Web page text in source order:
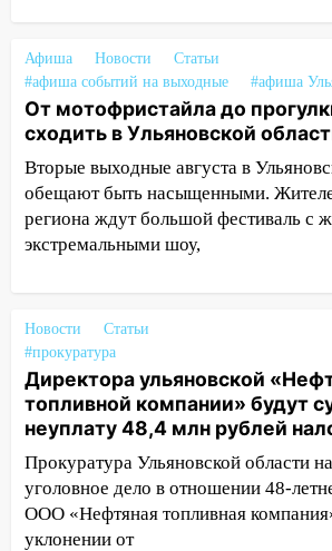
до декабря
19:34 В следственном
состоялось торжественное
мероприятие, приуроченное
празднованию Дня
следствия Российской
19:30 Ульяновцев
поддержать «Симбирскую
18:11
Ульяновская область
пилотным регионом проекта
«Культурное долголетие»
17:16 В реанимацию
областной больницы
новых аппаратов ИВЛ
16:51 В Чердаклинском
ремонтируют дороги, ставят
Афиша Новости
Статьи
#афиша событий на выходные
#афиша
От мотофристайла до
сходить в Ульяновской
Вторые выходные августа в
обещают быть насыщенными.
региона ждут большой фестиваль с
экстремальными шоу,
Новости
Статьи
#прокуратура
Директора ульяновской
топливной компании» будут
неуплату 48,4 млн рублей
Прокуратура Ульяновской области
уголовное дело в отношении 48-
ООО «Нефтяная топливная
уклонении от